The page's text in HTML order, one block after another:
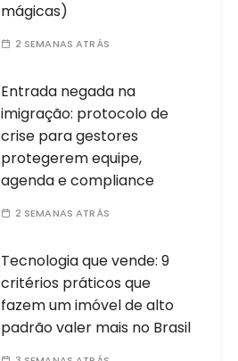
mágicas)
2 SEMANAS ATRÁS
Entrada negada na
imigração: protocolo de
crise para gestores
protegerem equipe,
agenda e compliance
2 SEMANAS ATRÁS
Tecnologia que vende: 9
critérios práticos que
fazem um imóvel de alto
padrão valer mais no Brasil